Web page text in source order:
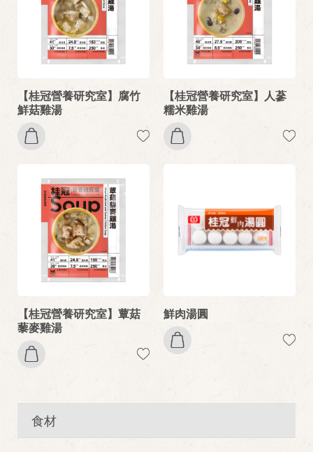
【桂冠營養研究室】腐竹
鮮菇雞湯
【桂冠營養研究室】人蔘
糯米雞湯
【桂冠營養研究室】蕈菇
藜麥雞湯
鮮肉湯圓
食材